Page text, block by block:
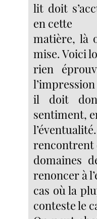
lit doit
en cette
matière, là
mise. Voici
rien
il doit
sentiment,
rencontrent
domaines
renoncer à
cas où la
conteste le